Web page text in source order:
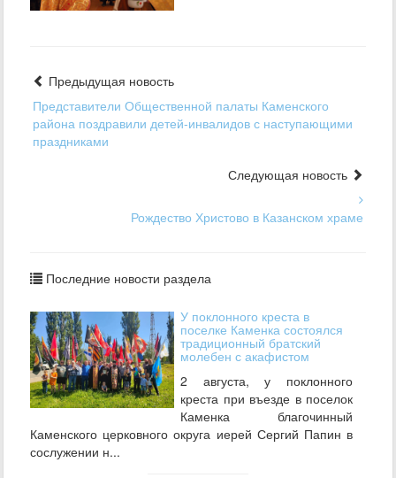
Предыдущая новость
Представители Общественной палаты Каменского
района поздравили детей-инвалидов с наступающими
праздниками
Следующая новость
Рождество Христово в Казанском храме
Последние новости раздела
У поклонного креста в
поселке Каменка состоялся
традиционный братский
молебен с акафистом
2 августа, у поклонного
креста при въезде в поселок
Каменка благочинный
Каменского церковного округа иерей Сергий Папин в
сослужении н...